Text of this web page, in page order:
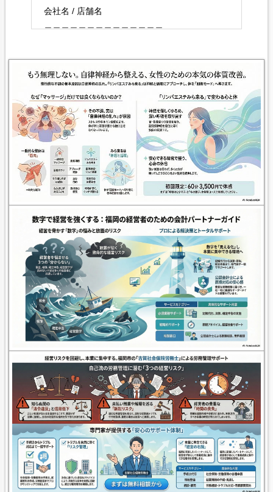
会社名 / 店舗名
＿＿＿＿＿＿＿＿＿＿＿＿＿＿
LPの目的
□ 集客
□ 予約
□ 商品販売
□ 問い合わせ
□ その他
2. ターゲット
どんな人に来てほしいですか？
例：
30〜40代女性 / 肩こりに悩んでいる人 / 犬を飼
っている人
3. お客様の悩み
お客様はどんな悩みを持っていますか？
例
・肩こりがつらい
・ペットの写真を綺麗に残したい
4. サービス内容
どんなサービス・商品ですか？
できるだけ簡単に教えてください。
5. 強み・選ばれる理由
他のお店 / サービスとの違いは何ですか？
例
・地域最安
・国家資格